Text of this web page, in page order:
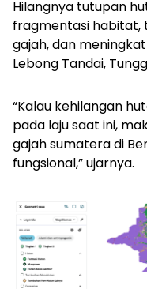
Hilangnya tutupan
fragmentasi habitat,
gajah, dan
Lebong Tandai,
“Kalau kehilangan
pada laju saat ini,
gajah sumatera di
fungsional,” ujarnya.